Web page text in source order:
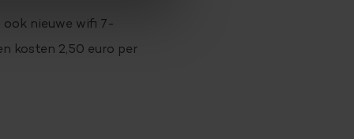
ook nieuwe wifi 7-
kosten 2,50 euro per